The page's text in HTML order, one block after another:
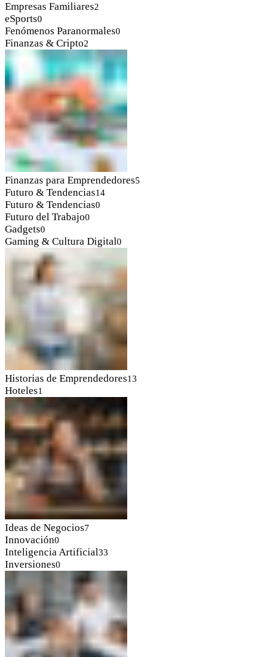
Empresas Familiares2
eSports0
Fenómenos Paranormales0
Finanzas & Cripto2
Finanzas para Emprendedores5
Futuro & Tendencias14
Futuro & Tendencias0
Futuro del Trabajo0
Gadgets0
Gaming & Cultura Digital0
Historias de Emprendedores13
Hoteles1
Ideas de Negocios7
Innovación0
Inteligencia Artificial33
Inversiones0